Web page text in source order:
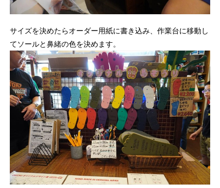
サイズを決めたらオーダー用紙に書き込み、作業台に移動し
てソールと鼻緒の色を決めます。